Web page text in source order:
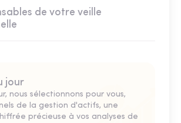
de votre veille
jour
nous sélectionnons pour vous,
de la gestion d'actifs, une
précieuse à vos analyses de